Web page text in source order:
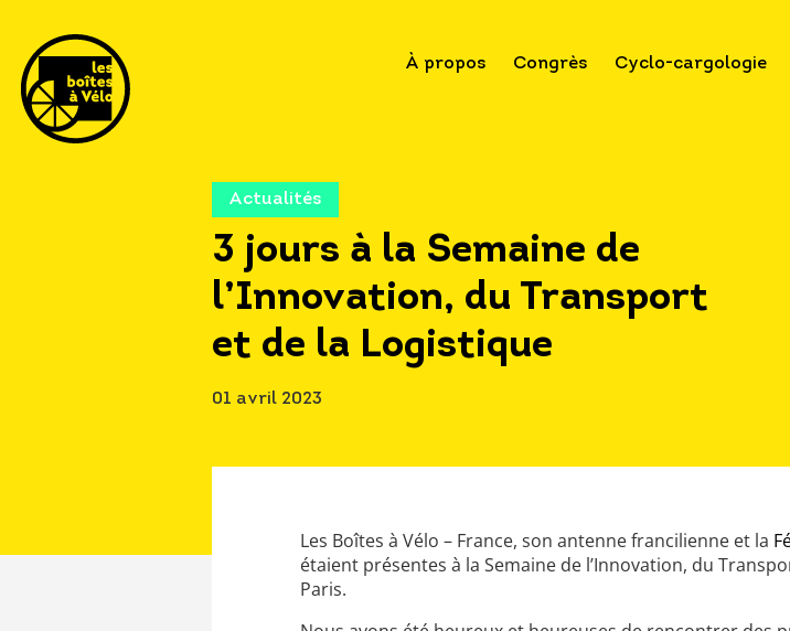
À propos Congrès Cyclo-cargologie
Actualités
3 jours à la Semaine de
l’Innovation, du Transport
et de la Logistique
01 avril 2023
Les Boîtes à Vélo – France, son antenne francilienne et la
étaient présentes à la Semaine de l’Innovation, du
Paris.